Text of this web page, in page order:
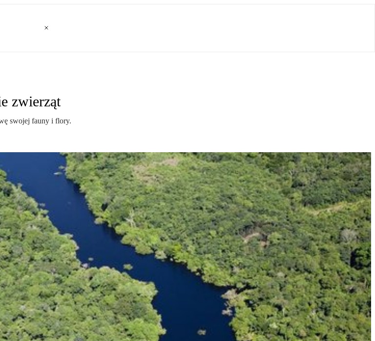
zwierząt
swojej fauny i flory.